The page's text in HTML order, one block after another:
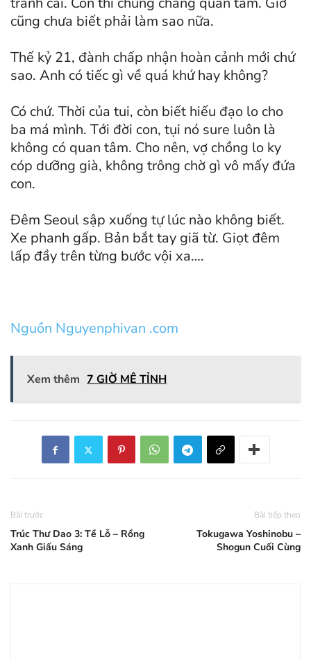
cũng chưa biết phải làm sao nữa.
Thế kỷ 21, đành chấp nhận hoàn cảnh mới chứ
sao. Anh có tiếc gì về quá khứ hay không?
Có chứ. Thời của tui, còn biết hiếu đạo lo cho
ba má mình. Tới đời con, tụi nó sure luôn là
không có quan tâm. Cho nên, vợ chồng lo ky
cóp dưỡng già, không trông chờ gì vô mấy đứa
con.
Đêm Seoul sập xuống tự lúc nào không biết.
Xe phanh gấp. Bản bắt tay giã từ. Giọt đêm
lấp đầy trên từng bước vội xa….
Nguồn Nguyenphivan .com
Xem thêm 7 GIỜ MÊ TỈNH
Bài trước
Trúc Thư Dao 3: Tề Lỗ – Rồng
Xanh Giấu Sáng
Bài tiếp theo
Tokugawa Yoshinobu –
Shogun Cuối Cùng